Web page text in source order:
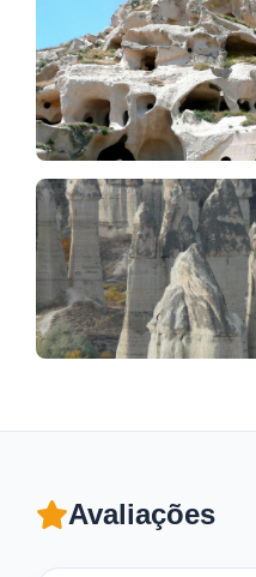
Avaliações